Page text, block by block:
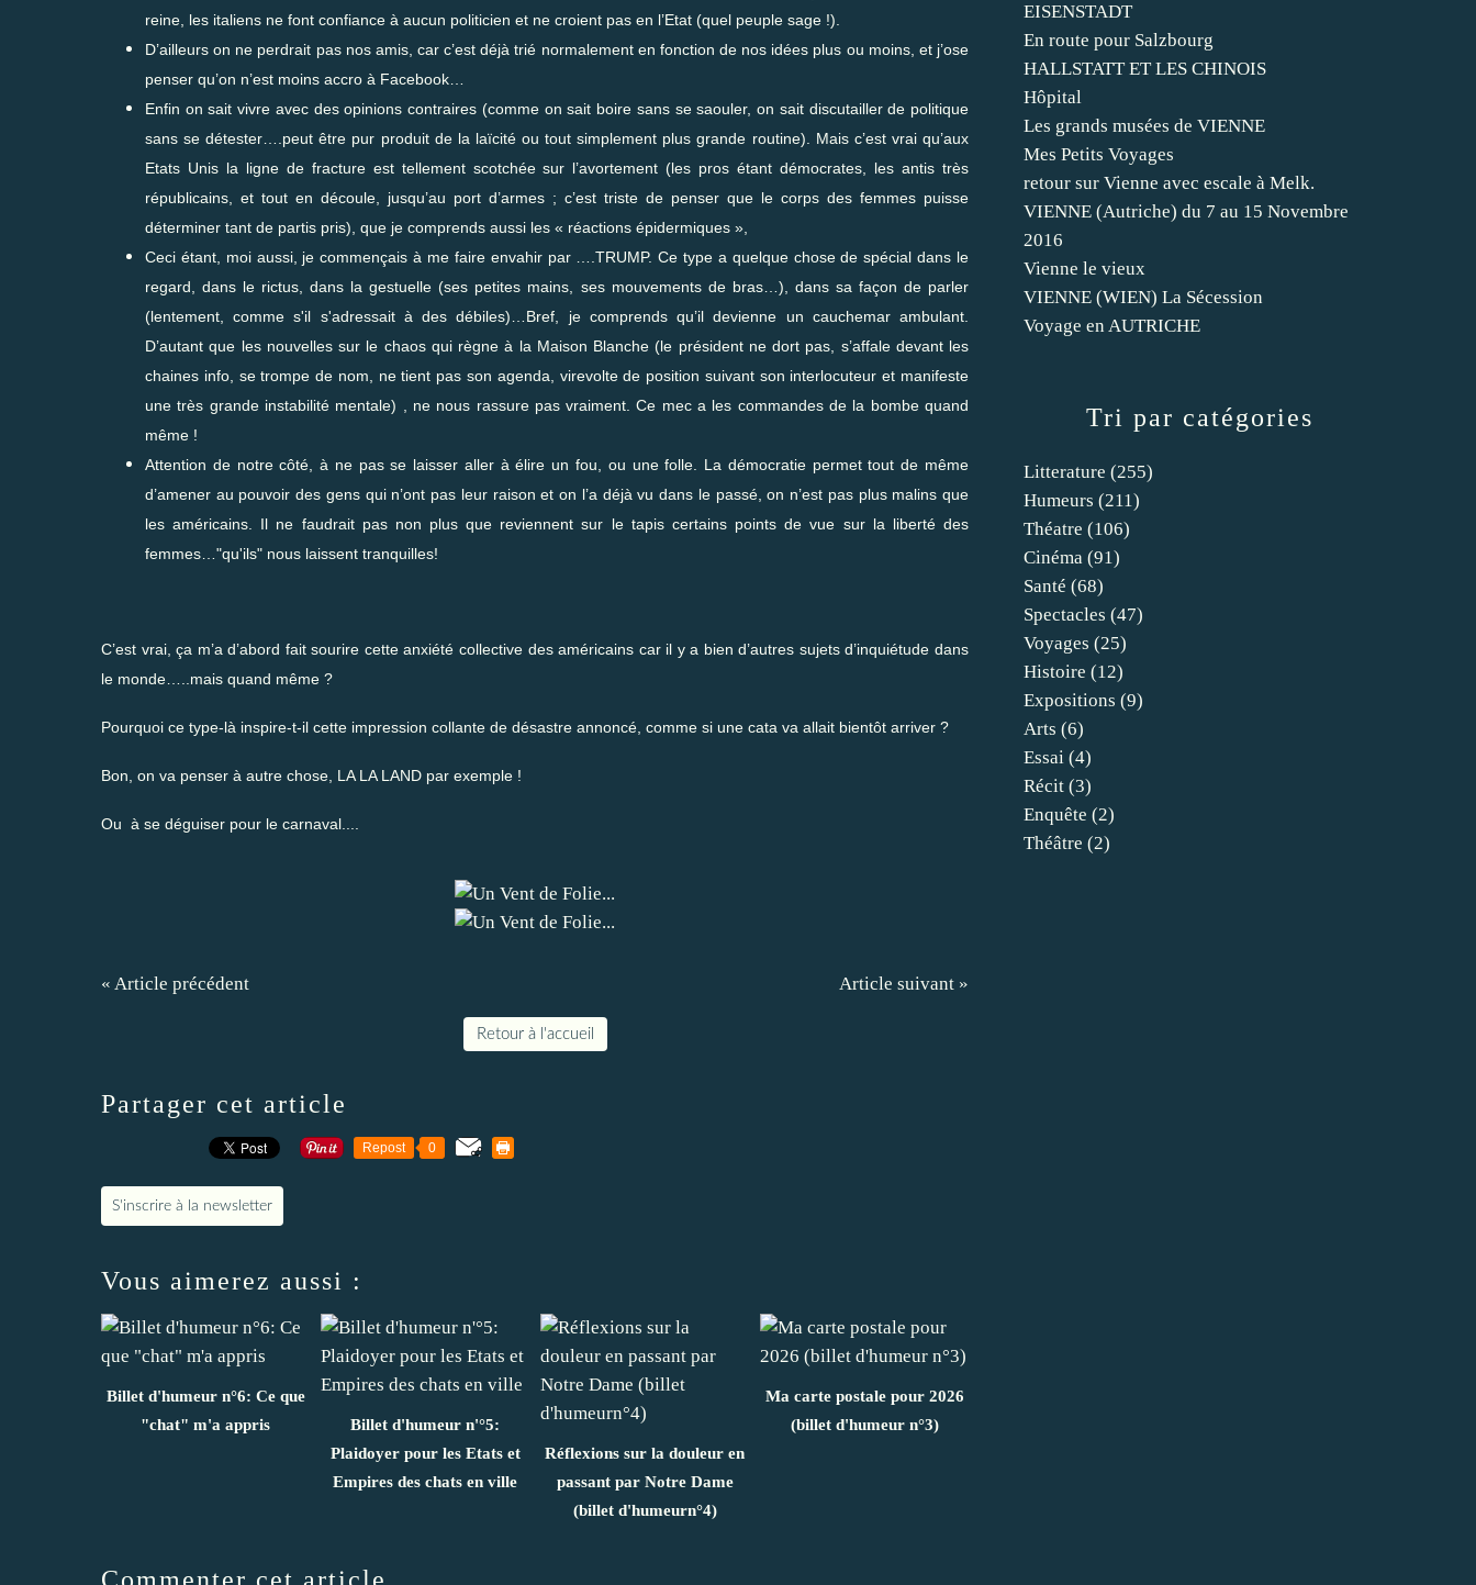
reine, les italiens ne font confiance à aucun politicien et ne croient pas en l’Etat (quel peuple sage !).
D’ailleurs on ne perdrait pas nos amis, car c’est déjà trié normalement en fonction de nos idées plus ou moins, et j’ose
penser qu’on n’est moins accro à Facebook…
Enfin on sait vivre avec des opinions contraires (comme on sait boire sans se saouler, on sait discutailler de politique
sans se détester….peut être pur produit de la laïcité ou tout simplement plus grande routine). Mais c’est vrai qu’aux
Etats Unis la ligne de fracture est tellement scotchée sur l’avortement (les pros étant démocrates, les antis très
républicains, et tout en découle, jusqu’au port d’armes ; c’est triste de penser que le corps des femmes puisse
déterminer tant de partis pris), que je comprends aussi les « réactions épidermiques »,
Ceci étant, moi aussi, je commençais à me faire envahir par ….TRUMP. Ce type a quelque chose de spécial dans le
regard, dans le rictus, dans la gestuelle (ses petites mains, ses mouvements de bras…), dans sa façon de parler
(lentement, comme s'il s'adressait à des débiles)…Bref, je comprends qu’il devienne un cauchemar ambulant.
D’autant que les nouvelles sur le chaos qui règne à la Maison Blanche (le président ne dort pas, s’affale devant les
chaines info, se trompe de nom, ne tient pas son agenda, virevolte de position suivant son interlocuteur et manifeste
une très grande instabilité mentale) , ne nous rassure pas vraiment. Ce mec a les commandes de la bombe quand
même !
Attention de notre côté, à ne pas se laisser aller à élire un fou, ou une folle. La démocratie permet tout de même
d’amener au pouvoir des gens qui n’ont pas leur raison et on l’a déjà vu dans le passé, on n’est pas plus malins que
les américains. Il ne faudrait pas non plus que reviennent sur le tapis certains points de vue sur la liberté des
femmes…"qu'ils" nous laissent tranquilles!
C’est vrai, ça m’a d’abord fait sourire cette anxiété collective des américains car il y a bien d’autres sujets d’inquiétude dans
le monde…..mais quand même ?
Pourquoi ce type-là inspire-t-il cette impression collante de désastre annoncé, comme si une cata va allait bientôt arriver ?
Bon, on va penser à autre chose, LA LA LAND par exemple !
Ou à se déguiser pour le carnaval....
« Article précédent Article suivant »
Retour à l'accueil
Partager cet article
Repost 0
S'inscrire à la newsletter
Vous aimerez aussi :
Billet d'humeur n°6: Ce que
"chat" m'a appris
Billet d'humeur n'°5:
Plaidoyer pour les Etats et
Empires des chats en ville
Réflexions sur la douleur en
passant par Notre Dame
(billet d'humeurn°4)
Ma carte postale pour 2026
(billet d'humeur n°3)
Commenter cet article
Tri par catégories
Litterature (255)
Humeurs (211)
Théatre (106)
Cinéma (91)
Santé (68)
Spectacles (47)
Voyages (25)
Histoire (12)
Expositions (9)
Arts (6)
Essai (4)
Récit (3)
Enquête (2)
Théâtre (2)
EISENSTADT
En route pour Salzbourg
HALLSTATT ET LES CHINOIS
Hôpital
Les grands musées de VIENNE
Mes Petits Voyages
retour sur Vienne avec escale à Melk.
VIENNE (Autriche) du 7 au 15 Novembre
2016
Vienne le vieux
VIENNE (WIEN) La Sécession
Voyage en AUTRICHE